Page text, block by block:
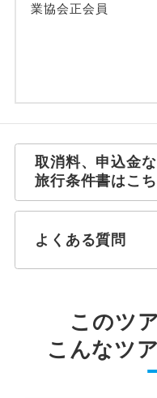
業協会正会員
取消料、申込金
旅行条件書はこ
よくある質問
このツ
こんなツ